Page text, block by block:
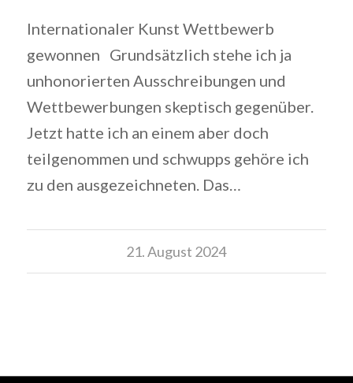
Internationaler Kunst Wettbewerb
gewonnen Grundsätzlich stehe ich ja
unhonorierten Ausschreibungen und
Wettbewerbungen skeptisch gegenüber.
Jetzt hatte ich an einem aber doch
teilgenommen und schwupps gehöre ich
zu den ausgezeichneten. Das…
21. August 2024